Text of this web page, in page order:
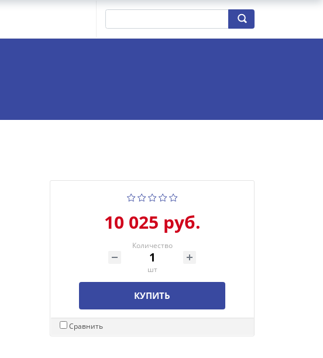
10 025 руб.
Количество
шт
КУПИТЬ
Сравнить